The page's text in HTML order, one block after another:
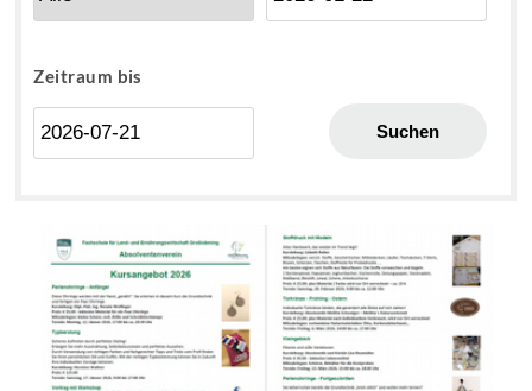
Zeitraum bis